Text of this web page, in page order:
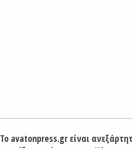
Το avatonpress.gr είναι